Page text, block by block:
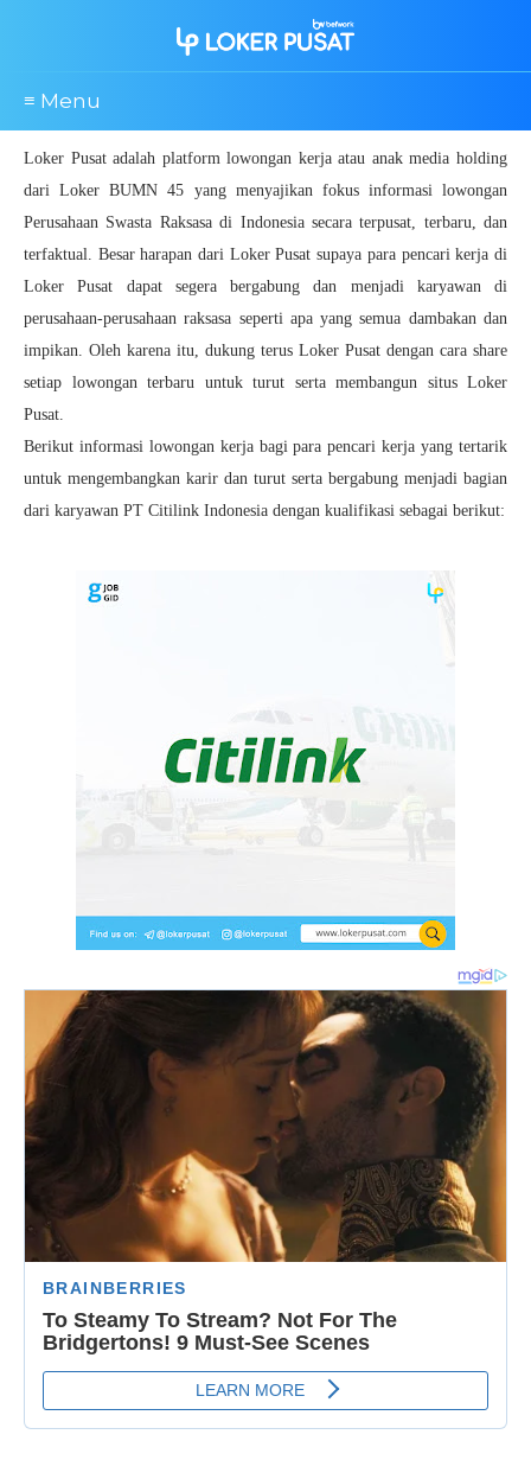
≡ Menu
Loker Pusat adalah platform lowongan kerja atau anak media holding
dari Loker BUMN 45 yang menyajikan fokus informasi lowongan
Perusahaan Swasta Raksasa di Indonesia secara terpusat, terbaru, dan
terfaktual. Besar harapan dari Loker Pusat supaya para pencari kerja di
Loker Pusat dapat segera bergabung dan menjadi karyawan di
perusahaan-perusahaan raksasa seperti apa yang semua dambakan dan
impikan. Oleh karena itu, dukung terus Loker Pusat dengan cara share
setiap lowongan terbaru untuk turut serta membangun situs Loker
Pusat.
Berikut informasi lowongan kerja bagi para pencari kerja yang tertarik
untuk mengembangkan karir dan turut serta bergabung menjadi bagian
dari karyawan PT Citilink Indonesia dengan kualifikasi sebagai berikut: